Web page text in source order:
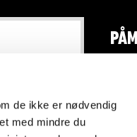
de ikke er nødvendig
med mindre du
viderepubliseres uten